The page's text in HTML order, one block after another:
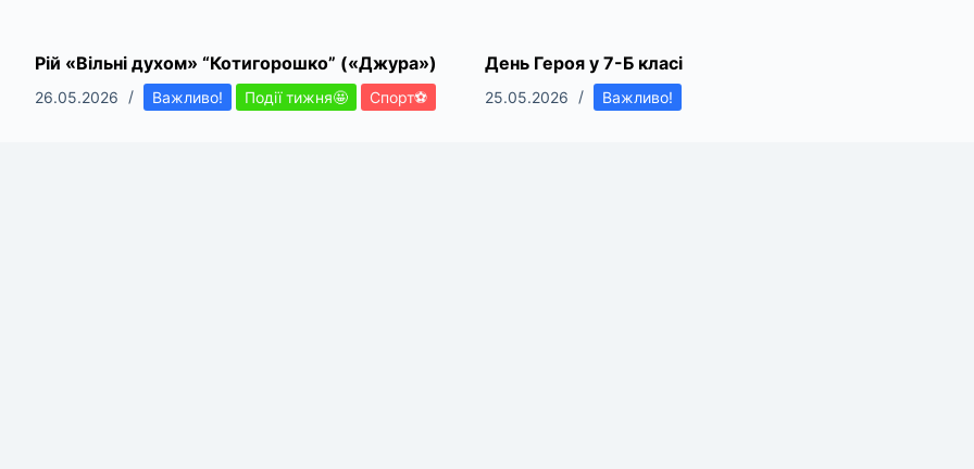
Рій «Вільні духом» “Котигорошко” («Джура»)
26.05.2026 Важливо! Події тижня🤩 Спорт⚽
День Героя у 7-Б класі
25.05.2026 Важливо!